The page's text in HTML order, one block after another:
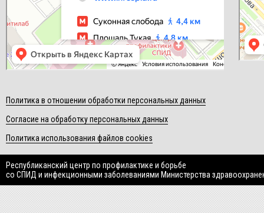
Политика в отношении обработки персональных данных
Согласие на обработку персональных данных
Политика использования файлов cookies
Республиканский центр по профилактике и борьбе
со СПИД и инфекционными заболеваниями Министерства